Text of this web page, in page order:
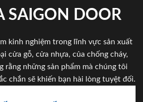
SAIGON DOOR
kinh nghiệm trong lĩnh vực sản xuất
cửa gỗ, cửa nhựa, của chống cháy,
những sản phẩm mà chúng tôi
chắn sẽ khiến bạn hài lòng tuyệt đối.